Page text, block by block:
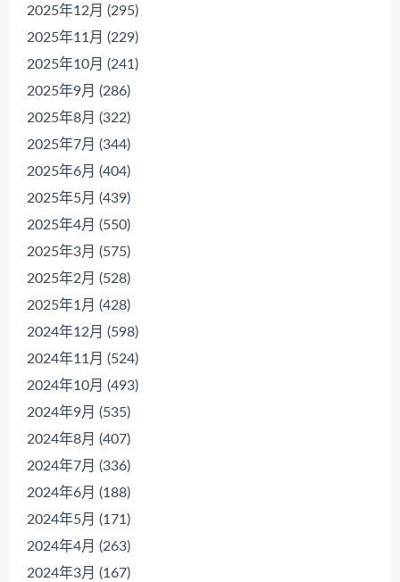
2025年12月 (295)
2025年11月 (229)
2025年10月 (241)
2025年9月 (286)
2025年8月 (322)
2025年7月 (344)
2025年6月 (404)
2025年5月 (439)
2025年4月 (550)
2025年3月 (575)
2025年2月 (528)
2025年1月 (428)
2024年12月 (598)
2024年11月 (524)
2024年10月 (493)
2024年9月 (535)
2024年8月 (407)
2024年7月 (336)
2024年6月 (188)
2024年5月 (171)
2024年4月 (263)
2024年3月 (167)